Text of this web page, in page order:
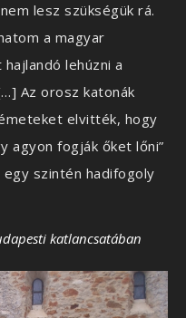
lesz szükségük rá.
a magyar
lehúzni a
Az orosz katonák
elvitték, hogy
agyon fogják őket lőni”
szintén hadifogoly
katlancsatában